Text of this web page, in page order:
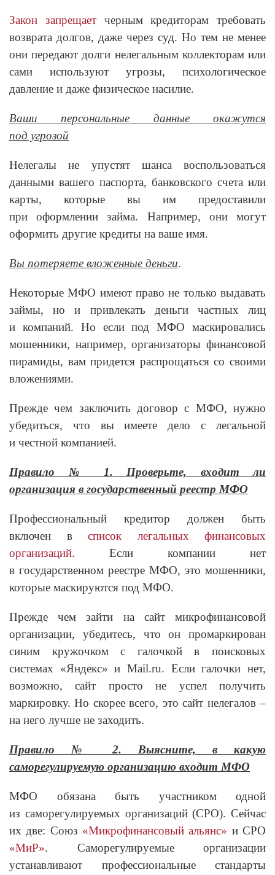
Закон запрещаетчерным кредиторам требовать
возврата долгов, даже через суд. Но тем не менее
они передают долги нелегальным коллекторам или
сами используют угрозы, психологическое
давление и даже физическое насилие.
Ваши персональные данные окажутся
под угрозой
Нелегалы не упустят шанса воспользоваться
данными вашего паспорта, банковского счета или
карты, которые вы им предоставили
при оформлении займа. Например, они могут
оформить другие кредиты на ваше имя.
Вы потеряете вложенные деньги.
Некоторые МФО имеют право не только выдавать
займы, но и привлекать деньги частных лиц
и компаний. Но если под МФО маскировались
мошенники, например, организаторы финансовой
пирамиды, вам придется распрощаться со своими
вложениями.
Прежде чем заключить договор с МФО, нужно
убедиться, что вы имеете дело с легальной
и честной компанией.
Правило № 1. Проверьте, входит ли
организация в государственный реестр МФО
Профессиональный кредитор должен быть
включен в список легальных финансовых
организаций. Если компании нет
в государственном реестре МФО, это мошенники,
которые маскируются под МФО.
Прежде чем зайти на сайт микрофинансовой
организации, убедитесь, что он промаркирован
синим кружочком с галочкой в поисковых
системах «Яндекс» и Mail.ru. Если галочки нет,
возможно, сайт просто не успел получить
маркировку. Но скорее всего, это сайт нелегалов –
на него лучше не заходить.
Правило № 2. Выясните, в какую
саморегулируемую организацию входит МФО
МФО обязана быть участником одной
из саморегулируемых организаций (СРО). Сейчас
их две: Союз «Микрофинансовый альянс» и СРО
«МиР». Саморегулируемые организации
устанавливают профессиональные стандарты